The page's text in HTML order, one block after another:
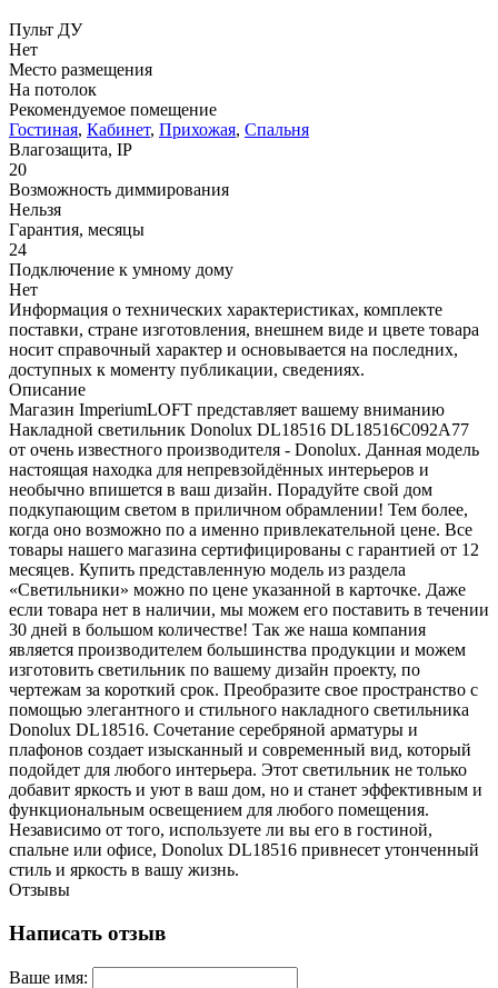
Пульт ДУ
Нет
Место размещения
На потолок
Рекомендуемое помещение
Гостиная, Кабинет, Прихожая, Спальня
Влагозащита, IP
20
Возможность диммирования
Нельзя
Гарантия, месяцы
24
Подключение к умному дому
Нет
Информация о технических характеристиках, комплекте
поставки, стране изготовления, внешнем виде и цвете товара
носит справочный характер и основывается на последних,
доступных к моменту публикации, сведениях.
Описание
Магазин ImperiumLOFT представляет вашему вниманию
Накладной светильник Donolux DL18516 DL18516C092A77
от очень известного производителя - Donolux. Данная модель
настоящая находка для непревзойдённых интерьеров и
необычно впишется в ваш дизайн. Порадуйте свой дом
подкупающим светом в приличном обрамлении! Тем более,
когда оно возможно по а именно привлекательной цене. Все
товары нашего магазина сертифицированы с гарантией от 12
месяцев. Купить представленную модель из раздела
«Светильники» можно по цене указанной в карточке. Даже
если товара нет в наличии, мы можем его поставить в течении
30 дней в большом количестве! Так же наша компания
является производителем большинства продукции и можем
изготовить светильник по вашему дизайн проекту, по
чертежам за короткий срок. Преобразите свое пространство с
помощью элегантного и стильного накладного светильника
Donolux DL18516. Сочетание серебряной арматуры и
плафонов создает изысканный и современный вид, который
подойдет для любого интерьера. Этот светильник не только
добавит яркость и уют в ваш дом, но и станет эффективным и
функциональным освещением для любого помещения.
Независимо от того, используете ли вы его в гостиной,
спальне или офисе, Donolux DL18516 привнесет утонченный
стиль и яркость в вашу жизнь.
Отзывы
Написать отзыв
Ваше имя: